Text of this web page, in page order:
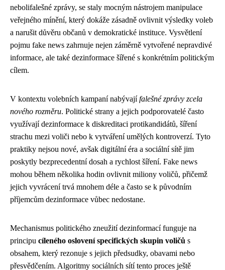
nebolifalešné zprávy, se staly mocným nástrojem manipulace
veřejného mínění, který dokáže zásadně ovlivnit výsledky voleb
a narušit důvěru občanů v demokratické instituce. Vysvětlení
pojmu fake news zahrnuje nejen záměrně vytvořené nepravdivé
informace, ale také dezinformace šířené s konkrétním politickým
cílem.
V kontextu volebních kampaní nabývajífalešné zprávy zcela
nového rozměru. Politické strany a jejich podporovatelé často
využívají dezinformace k diskreditaci protikandidátů, šíření
strachu mezi voliči nebo k vytváření umělých kontroverzí. Tyto
praktiky nejsou nové, avšak digitální éra a sociální sítě jim
poskytly bezprecedentní dosah a rychlost šíření. Fake news
mohou během několika hodin ovlivnit miliony voličů, přičemž
jejich vyvrácení trvá mnohem déle a často se k původním
příjemcům dezinformace vůbec nedostane.
Mechanismus politického zneužití dezinformací funguje na
principu cíleného oslovení specifických skupin voličů s
obsahem, který rezonuje s jejich předsudky, obavami nebo
přesvědčením. Algoritmy sociálních sítí tento proces ještě